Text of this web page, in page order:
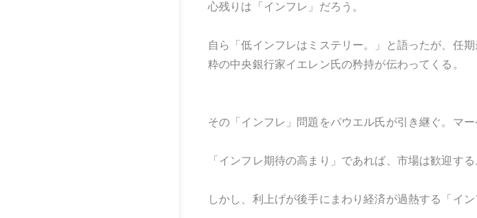
心残りは「インフレ」だろう。
自ら「低インフレはミステリー。」と語ったが、任
粋の中央銀行家イエレン氏の矜持が伝わってくる。
その「インフレ」問題をパウエル氏が引き継ぐ。マ
「インフレ期待の高まり」であれば、市場は歓迎する
しかし、利上げが後手にまわり経済が過熱する「イ